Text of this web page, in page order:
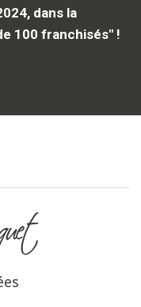
dans la
100 franchisés" !